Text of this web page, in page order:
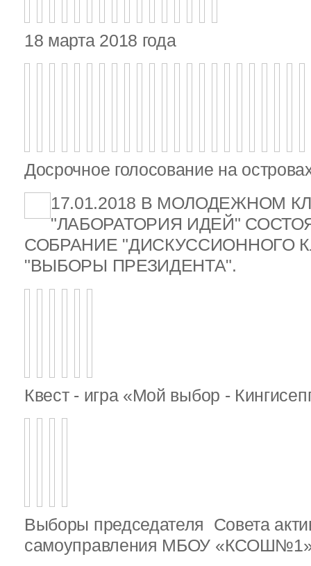
18 марта 2018 года
Досрочное голосование на
17.01.2018 В МОЛОДЕЖНОМ
"ЛАБОРАТОРИЯ ИДЕЙ"
СОБРАНИЕ "ДИСКУССИОННОГО
"ВЫБОРЫ ПРЕЗИДЕНТА".
Квест - игра «Мой выбор -
Выборы председателя Совета
самоуправления МБОУ